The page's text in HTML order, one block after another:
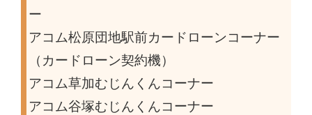
ー
アコム松原団地駅前カードローンコーナー
（カードローン契約機）
アコム草加むじんくんコーナー
アコム谷塚むじんくんコーナー